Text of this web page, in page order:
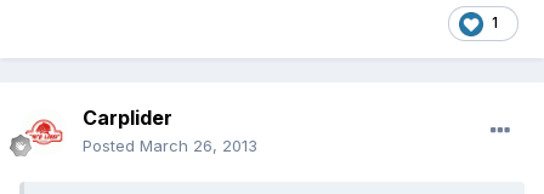
1
Carplider
Posted March 26, 2013